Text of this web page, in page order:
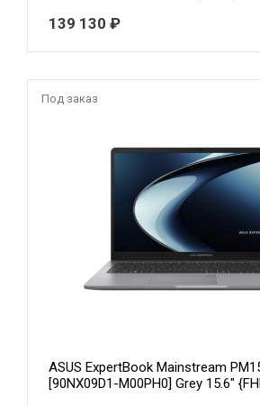
139 130 ₽
Под заказ
ASUS ExpertBook Mainstream
[90NX09D1-M00PH0] Grey 15.6"